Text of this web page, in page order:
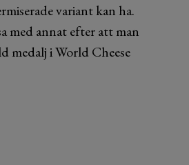
variant kan ha.
med annat efter att man
medalj i World Cheese